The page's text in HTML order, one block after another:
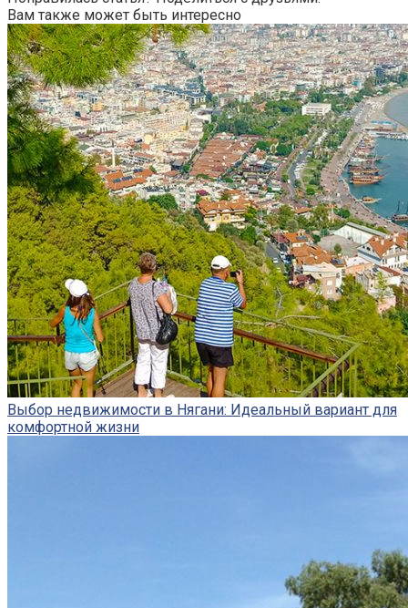
Вам также может быть интересно
Выбор недвижимости в Нягани: Идеальный вариант для
комфортной жизни